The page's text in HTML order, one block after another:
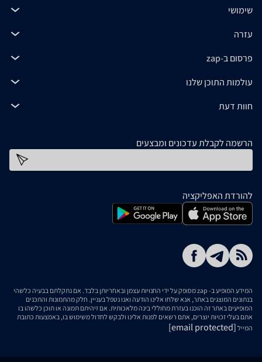
שימושי
עזרה
פרסום ב-zap
עולמות התוכן שלנו
חוות דעת
הרשמה לקבלת עדכונים ומבצעים
להורדת האפליקציה
המידע המופיע ב- zap מסופק על ידי החנויות עצמן ובאחריותן בלבד. אם נתקלתם בבעיה כלשהי
בנתונים המוצגים באתר, אנא שלחו אלינו הודעה ואנו נטפל בעניין. חלק מהתמונות והתכנים
המופיעים באתר זה הוכנו בעזרת מחוללי בינה מלאכותית. אם זיהיתם תמונה או תוכן כלשהו בו
אתם בעלי זכויות יוצרים, אתם רשאים לפנות אלינו ולבקש לחדול משימוש בו, באמצעות כתובת
המייל [email protected]